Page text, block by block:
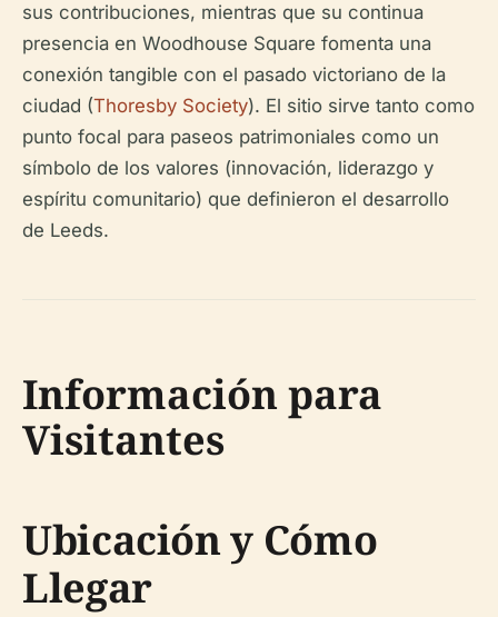
sus contribuciones, mientras que su continua
presencia en Woodhouse Square fomenta una
conexión tangible con el pasado victoriano de la
ciudad (Thoresby Society). El sitio sirve tanto como
punto focal para paseos patrimoniales como un
símbolo de los valores (innovación, liderazgo y
espíritu comunitario) que definieron el desarrollo
de Leeds.
Información para
Visitantes
Ubicación y Cómo
Llegar